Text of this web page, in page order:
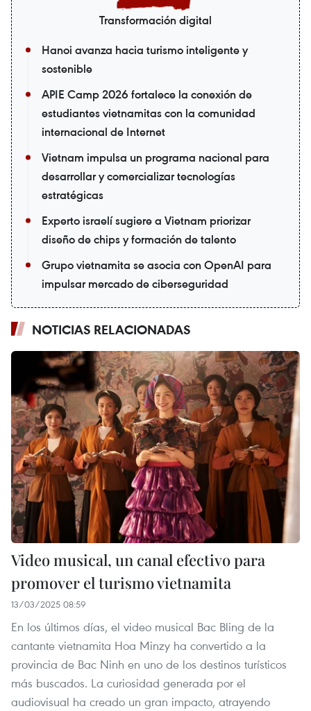
Transformación digital
Hanoi avanza hacia turismo inteligente y
sostenible
APIE Camp 2026 fortalece la conexión de
estudiantes vietnamitas con la comunidad
internacional de Internet
Vietnam impulsa un programa nacional para
desarrollar y comercializar tecnologías
estratégicas
Experto israelí sugiere a Vietnam priorizar
diseño de chips y formación de talento
Grupo vietnamita se asocia con OpenAI para
impulsar mercado de ciberseguridad
NOTICIAS RELACIONADAS
Video musical, un canal efectivo para
promover el turismo vietnamita
13/03/2025 08:59
En los últimos días, el video musical Bac Bling de la
cantante vietnamita Hoa Minzy ha convertido a la
provincia de Bac Ninh en uno de los destinos turísticos
más buscados. La curiosidad generada por el
audiovisual ha creado un gran impacto, atrayendo